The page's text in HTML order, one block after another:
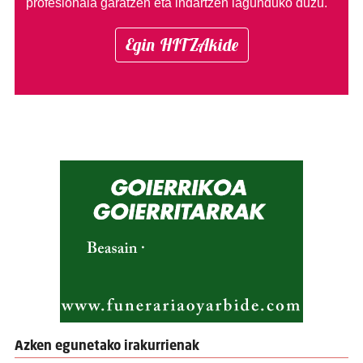
profesionala garatzen eta indartzen lagunduko duzu.
Egin HITZAkide
Azken egunetako irakurrienak